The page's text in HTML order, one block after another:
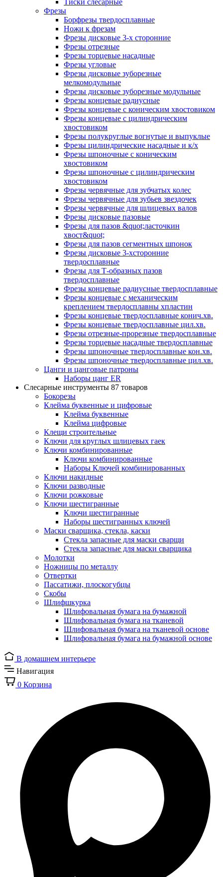
Тиски слесарные
Фрезы
Борфрезы твердосплавные
Ножи к фрезам
Фрезы дисковые 3-х сторонние
Фрезы отрезные
Фрезы торцевые насадные
Фрезы угловые
Фрезы дисковые зуборезные
мелкомодульные
Фрезы дисковые зуборезные модульные
Фрезы концевые радиусные
Фрезы концевые с коническим хвостовиком
Фрезы концевые с цилиндрическим
хвостовиком
Фрезы полукруглые вогнутые и выпуклые
Фрезы цилиндрические насадные и к/х
Фрезы шпоночные с коническим
хвостовиком
Фрезы шпоночные с цилиндрическим
хвостовиком
Фрезы червячные для зубчатых колес
Фрезы червячные для зубьев звездочек
Фрезы червячные для шлицевых валов
Фрезы дисковые пазовые
Фрезы для пазов &quot;ласточкин
хвост&quot;
Фрезы для пазов сегментных шпонок
Фрезы дисковые 3-хсторонние
твердосплавные
Фрезы для Т-образных пазов
твердосплавные
Фрезы концевые радиусные твердосплавные
Фрезы концевые с механическим
креплением твердосплавны хпластин
Фрезы концевые твердосплавные конич.хв.
Фрезы концевые твердосплавные цил.хв.
Фрезы отрезные-прорезные твердосплавные
Фрезы торцевые насадные твердосплавные
Фрезы шпоночные твердосплавные кон.хв.
Фрезы шпоночные твердосплавные цил.хв.
Цанги и цанговые патроны
Наборы цанг ER
Слесарные инструменты 87 товаров
Бокорезы
Клейма буквенные и цифровые
Клейма буквенные
Клейма цифровые
Клещи строительные
Ключи для круглых шлицевых гаек
Ключи комбинированные
Ключи комбинированные
Наборы Ключей комбинированных
Ключи накидные
Ключи разводные
Ключи рожковые
Ключи шестигранные
Ключи шестигранные
Наборы шестигранных ключей
Маски сварщика, стекла, каски
Стекла запасные для маски сварщи
Стекла запасные для маски сварщика
Молотки
Ножницы по металлу
Отвертки
Пассатижи, плоскогубцы
Скобы
Шлифшкурка
Шлифовальная бумага на бумажной
Шлифовальная бумага на тканевой
Шлифовальная бумага на тканевой основе
Шлифовальная бумага на бумажной основе
В домашнем интерьере
Навигация
0 Корзина